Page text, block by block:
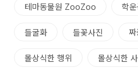
테마동물원 ZooZoo 학
들굴화 들꽃사진
몰상식한 행위 몰상식한